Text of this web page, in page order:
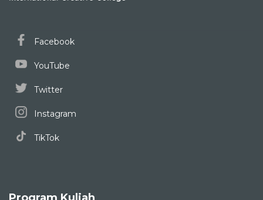
Facebook
YouTube
Twitter
Instagram
TikTok
Program Kuliah